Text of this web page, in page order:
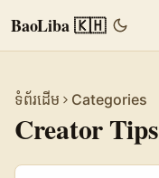
BaoLiba 🇰🇭
ទំព័រដើម Categories
Creator Tips